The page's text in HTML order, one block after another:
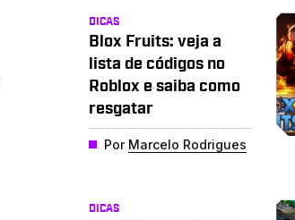
DICAS
Blox Fruits: veja a
lista de códigos no
Roblox e saiba como
resgatar
Por Marcelo Rodrigues
DICAS